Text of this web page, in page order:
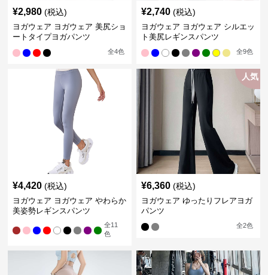
¥2,980 (税込)
ヨガウェア ヨガウェア 美尻ショ
ートタイプヨガパンツ
全4色
¥2,740 (税込)
ヨガウェア ヨガウェア シルエッ
ト美尻レギンスパンツ
全9色
¥4,420 (税込)
ヨガウェア ヨガウェア やわらか
美姿勢レギンスパンツ
全11
色
人気
¥6,360 (税込)
ヨガウェア ゆったりフレアヨガ
パンツ
全2色